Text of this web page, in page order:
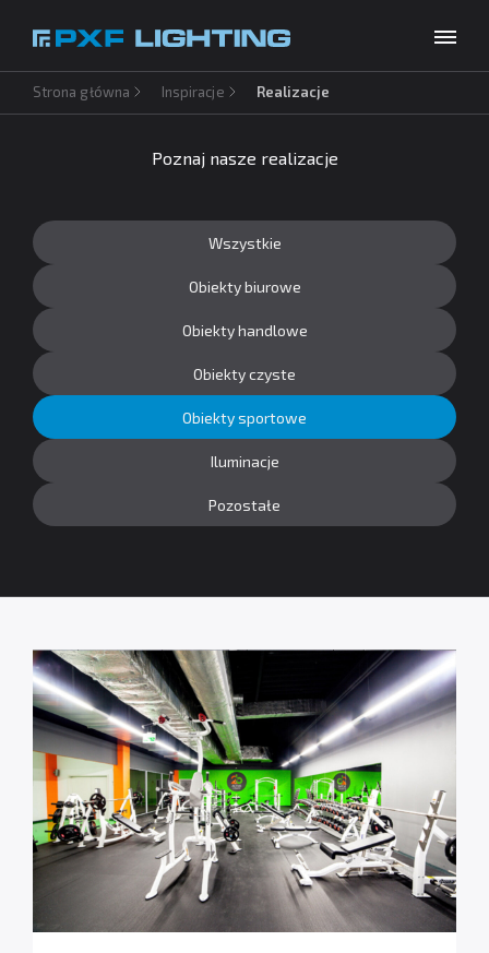
Produkty
Baza wiedzy
O firmie
Do pobrania
Kontakt
Strona główna Inspiracje Realizacje
Poznaj nasze realizacje
Wszystkie
Obiekty biurowe
Obiekty handlowe
Obiekty czyste
Obiekty sportowe
Iluminacje
Pozostałe